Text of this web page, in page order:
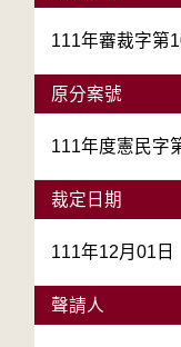
111年審裁字第
原分案號
111年度憲民字
裁定日期
111年12月01日
聲請人